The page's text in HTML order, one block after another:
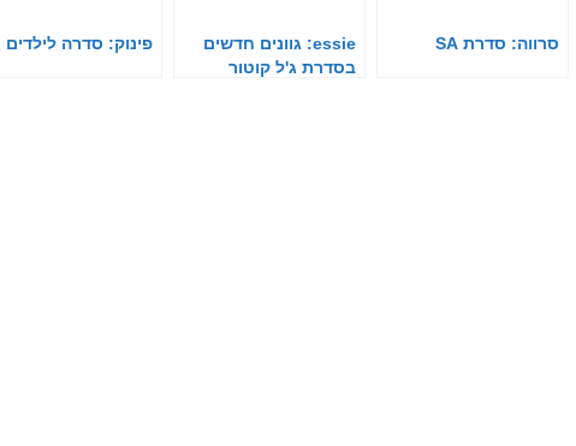
סרווה: סדרת SA
essie: גוונים חדשים
בסדרת ג'ל קוטור
פינוק: סדרה לילדים